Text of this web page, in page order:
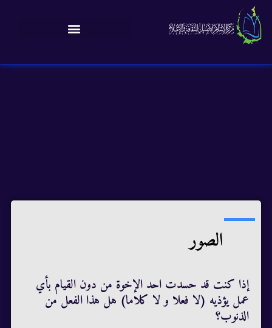
الصور
إذا كنت قد حسدت احد الإخوة من دون القيام بأي
عمل يؤذيه (لا فعلا و لا كلاما) هل هذا الفعل من
الذنوب؟